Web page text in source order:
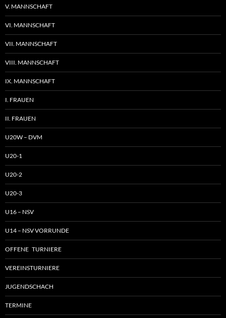
V. MANNSCHAFT
VI. MANNSCHAFT
VII. MANNSCHAFT
VIII. MANNSCHAFT
IX. MANNSCHAFT
I. FRAUEN
II. FRAUEN
U20W – DVM
U20-1
U20-2
U20-3
U16 – NSV
U14 – NSV VORRUNDE
OFFENE TURNIERE
VEREINSTURNIERE
JUGENDSCHACH
TERMINE